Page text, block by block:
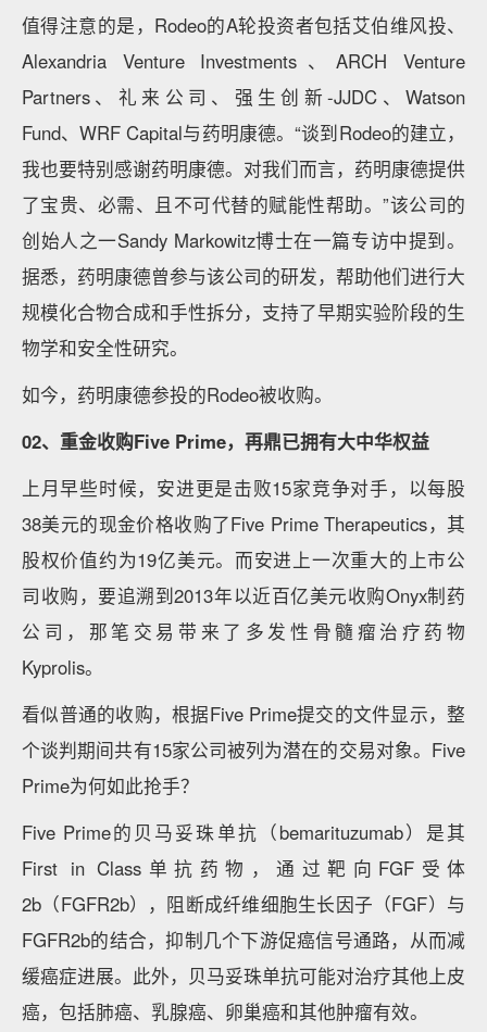
值得注意的是，Rodeo的A轮投资者包括艾伯维风投、
Alexandria Venture Investments、ARCH Venture
Partners、礼来公司、强生创新-JJDC、Watson
Fund、WRF Capital与药明康德。“谈到Rodeo的建立，
我也要特别感谢药明康德。对我们而言，药明康德提供
了宝贵、必需、且不可代替的赋能性帮助。”该公司的
创始人之一Sandy Markowitz博士在一篇专访中提到。
据悉，药明康德曾参与该公司的研发，帮助他们进行大
规模化合物合成和手性拆分，支持了早期实验阶段的生
物学和安全性研究。
如今，药明康德参投的Rodeo被收购。
02、重金收购Five Prime，再鼎已拥有大中华权益
上月早些时候，安进更是击败15家竞争对手，以每股
38美元的现金价格收购了Five Prime Therapeutics，其
股权价值约为19亿美元。而安进上一次重大的上市公
司收购，要追溯到2013年以近百亿美元收购Onyx制药
公司，那笔交易带来了多发性骨髓瘤治疗药物
Kyprolis。
看似普通的收购，根据Five Prime提交的文件显示，整
个谈判期间共有15家公司被列为潜在的交易对象。Five
Prime为何如此抢手？
Five Prime的贝马妥珠单抗（bemarituzumab）是其
First in Class单抗药物，通过靶向FGF受体
2b（FGFR2b），阻断成纤维细胞生长因子（FGF）与
FGFR2b的结合，抑制几个下游促癌信号通路，从而减
缓癌症进展。此外，贝马妥珠单抗可能对治疗其他上皮
癌，包括肺癌、乳腺癌、卵巢癌和其他肿瘤有效。